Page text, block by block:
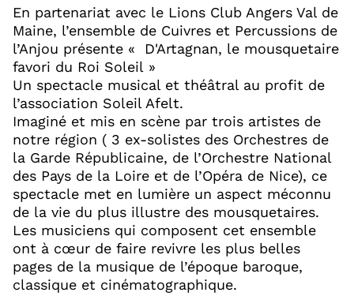
En partenariat avec le Lions Club Angers Val de
Maine, l’ensemble de Cuivres et Percussions de
l’Anjou présente « D'Artagnan, le mousquetaire
favori du Roi Soleil »
Un spectacle musical et théâtral au profit de
l’association Soleil Afelt.
Imaginé et mis en scène par trois artistes de
notre région ( 3 ex-solistes des Orchestres de
la Garde Républicaine, de l’Orchestre National
des Pays de la Loire et de l’Opéra de Nice), ce
spectacle met en lumière un aspect méconnu
de la vie du plus illustre des mousquetaires.
Les musiciens qui composent cet ensemble
ont à cœur de faire revivre les plus belles
pages de la musique de l’époque baroque,
classique et cinématographique.